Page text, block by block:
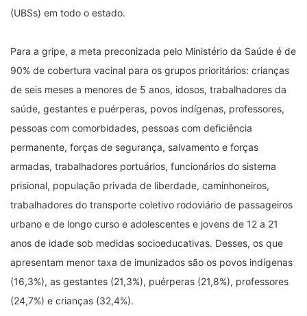
(UBSs) em todo o estado.
Para a gripe, a meta preconizada pelo Ministério da Saúde é de
90% de cobertura vacinal para os grupos prioritários: crianças
de seis meses a menores de 5 anos, idosos, trabalhadores da
saúde, gestantes e puérperas, povos indígenas, professores,
pessoas com comorbidades, pessoas com deficiência
permanente, forças de segurança, salvamento e forças
armadas, trabalhadores portuários, funcionários do sistema
prisional, população privada de liberdade, caminhoneiros,
trabalhadores do transporte coletivo rodoviário de passageiros
urbano e de longo curso e adolescentes e jovens de 12 a 21
anos de idade sob medidas socioeducativas. Desses, os que
apresentam menor taxa de imunizados são os povos indígenas
(16,3%), as gestantes (21,3%), puérperas (21,8%), professores
(24,7%) e crianças (32,4%).